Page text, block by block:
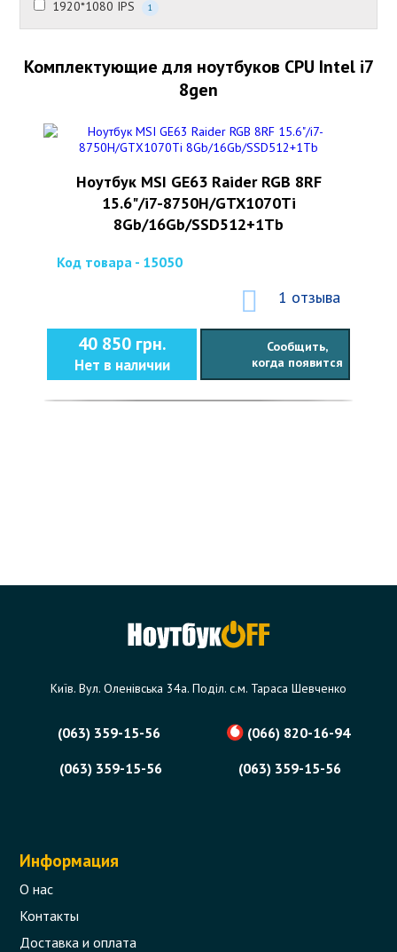
1920*1080 IPS 1
Комплектующие для ноутбуков CPU Intel i7
8gen
Ноутбук MSI GE63 Raider RGB 8RF
15.6"/i7-8750H/GTX1070Ti
8Gb/16Gb/SSD512+1Tb
Код товара - 15050
1 отзыва
40 850 грн.
Нет в наличии
Сообщить,
когда появится
Київ. Вул. Оленівська 34а. Поділ. с.м. Тараса Шевченко
(063) 359-15-56
(066) 820-16-94
(063) 359-15-56
(063) 359-15-56
Информация
О нас
Контакты
Доставка и оплата